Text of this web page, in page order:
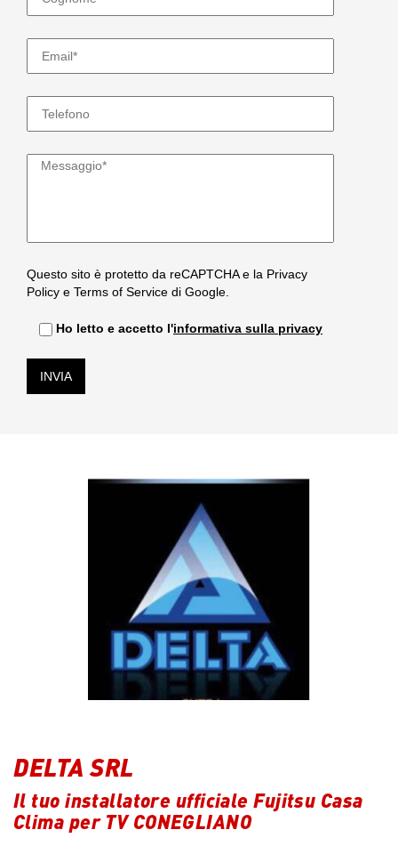
Questo sito è protetto da reCAPTCHA e la Privacy
Policy e Terms of Service di Google.
Ho letto e accetto l'informativa sulla privacy
DELTA SRL
Il tuo installatore ufficiale Fujitsu Casa
Clima per TV CONEGLIANO